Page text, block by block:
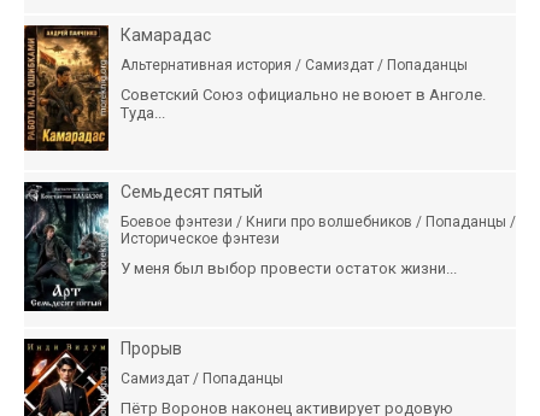
Камарадас
Альтернативная история / Самиздат / Попаданцы
Советский Союз официально не воюет в Анголе.
Туда...
Семьдесят пятый
Боевое фэнтези / Книги про волшебников / Попаданцы /
Историческое фэнтези
У меня был выбор провести остаток жизни...
Прорыв
Самиздат / Попаданцы
Пётр Воронов наконец активирует родовую